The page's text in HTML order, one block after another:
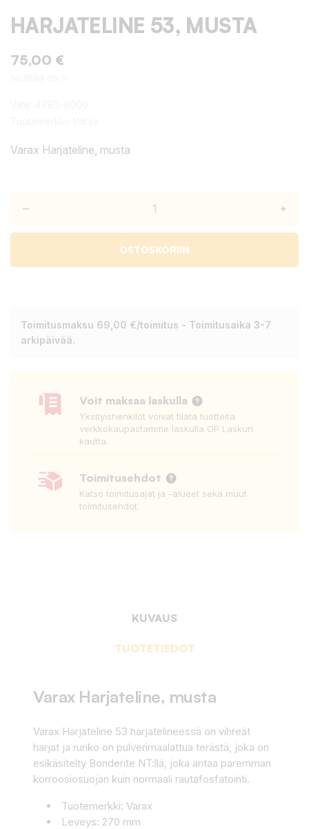
HARJATELINE 53, MUSTA
75,00 €
Varax Harjateline, musta
– +
OSTOSKORIIN
Toimitusmaksu 69,00 €/toimitus - Toimitusaika 3-7
arkipäivää.
Voit maksaa laskulla
Yksityishenkilöt voivat tilata tuotteita
verkkokaupastamme laskulla OP Laskun
kautta.
Toimitusehdot
Katso toimitusajat ja -alueet sekä muut
toimitusehdot.
KUVAUS
TUOTETIEDOT
Varax Harjateline, musta
Varax Harjateline 53 harjatelineessä on vihreät
harjat ja runko on pulverimaalattua terästä, joka on
esikäsitelty Bonderite NT:llä, joka antaa paremman
korroosiosuojan kuin normaali rautafosfatointi.
Tuotemerkki: Varax
Leveys: 270 mm